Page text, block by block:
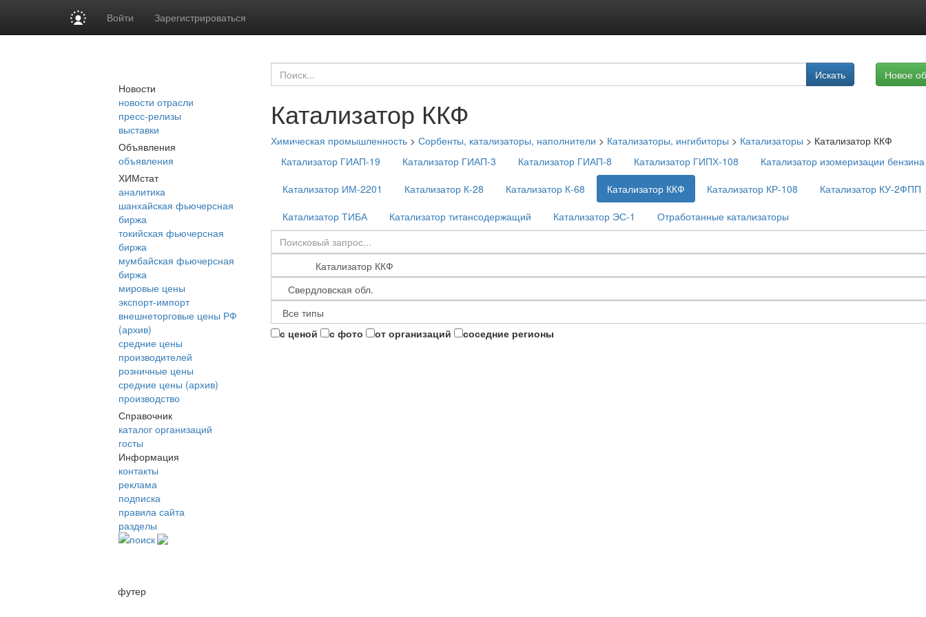
Войти Зарегистрироваться
Новости
новости отрасли
пресс-релизы
выставки
Объявления
объявления
ХИМстат
аналитика
шанхайская фьючерсная
биржа
токийская фьючерсная
биржа
мумбайская фьючерсная
биржа
мировые цены
экспорт-импорт
внешнеторговые цены РФ
(архив)
средние цены
производителей
розничные цены
средние цены (архив)
производство
Справочник
каталог организаций
госты
Информация
контакты
реклама
подписка
правила сайта
разделы
поиск
Искать Новое
Катализатор ККФ
Химическая промышленность > Сорбенты, катализаторы, наполнители > Катализаторы, ингибиторы > Катализаторы > Катализатор ККФ
Катализатор ГИАП-19
Катализатор ГИАП-3 Катализатор ГИАП-8 Катализатор ГИПХ-108
Катализатор изомеризации бензина
Катализатор ИМ-2201
Катализатор К-28 Катализатор К-68 Катализатор ККФ Катализатор КР-108
Катализатор КУ-2ФПП
Катализатор ТИБА
Катализатор титансодержащий Катализатор ЭС-1 Отработанные катализаторы
с ценой с фото от организаций соседние регионы
футер